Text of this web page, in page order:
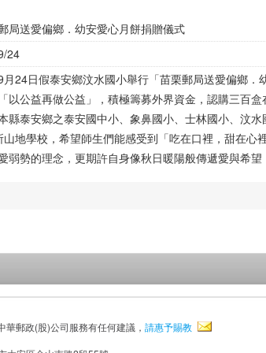
局送愛偏鄉．幼安愛心月餅捐贈儀式
24
月24日假泰安鄉汶水國小舉行「苗栗郵局送愛偏鄉．
以公益再做公益」，積極籌募外界資金，認購三百
縣泰安鄉之泰安國中小、象鼻國小、士林國小、汶
山地學校，希望師生們能感受到「吃在口裡，甜在心
弱勢的理念，更期許自身像秋日暖陽般傳遞愛與希望
華郵政(股)公司服務有任何建議， 請惠予賜教